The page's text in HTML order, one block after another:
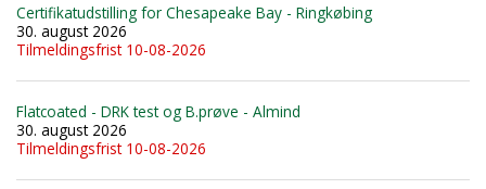
Certifikatudstilling for Chesapeake Bay - Ringkøbing
30. august 2026
Tilmeldingsfrist 10-08-2026
Flatcoated - DRK test og B.prøve - Almind
30. august 2026
Tilmeldingsfrist 10-08-2026